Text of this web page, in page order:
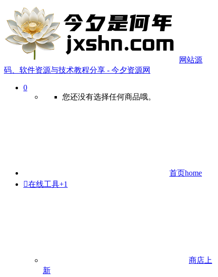
网站源
码、软件资源与技术教程分享 - 今夕资源网
0
您还没有选择任何商品哦。
首页home
在线工具+1
商店 上
新